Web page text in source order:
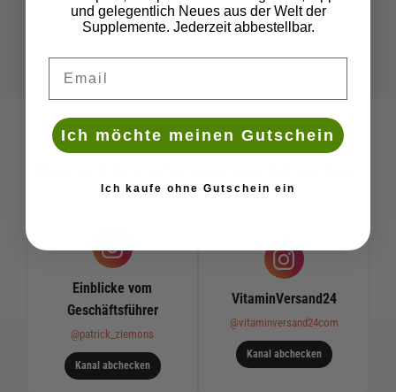
Folge uns auf Instagram
Einblicke vom
Geschäftsführer
@patrick_ziemons
Kanal abchecken
VitaminVersand24
@vitaminversand24com
Kanal abchecken
und gelegentlich Neues aus der Welt der
Supplemente. Jederzeit abbestellbar.
Ich möchte meinen Gutschein
Ich kaufe ohne Gutschein ein